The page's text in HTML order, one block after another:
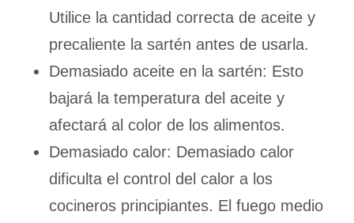
Utilice la cantidad correcta de aceite y
precaliente la sartén antes de usarla.
Demasiado aceite en la sartén: Esto
bajará la temperatura del aceite y
afectará al color de los alimentos.
Demasiado calor: Demasiado calor
dificulta el control del calor a los
cocineros principiantes. El fuego medio